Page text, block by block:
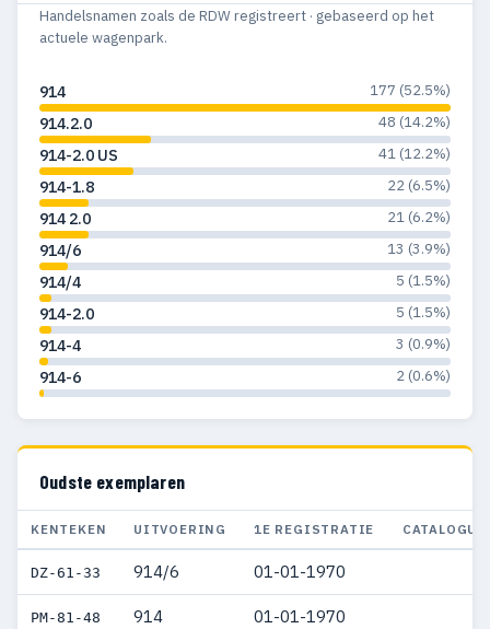
Handelsnamen zoals de RDW registreert · gebaseerd op het
actuele wagenpark.
914 177 (52.5%)
914.2.0 48 (14.2%)
914-2.0 US 41 (12.2%)
914-1.8 22 (6.5%)
914 2.0 21 (6.2%)
914/6 13 (3.9%)
914/4 5 (1.5%)
914-2.0 5 (1.5%)
914-4 3 (0.9%)
914-6 2 (0.6%)
Oudste exemplaren
KENTEKEN UITVOERING 1E REGISTRATIE
DZ-61-33 914/6 01-01-1970
PM-81-48 914 01-01-1970